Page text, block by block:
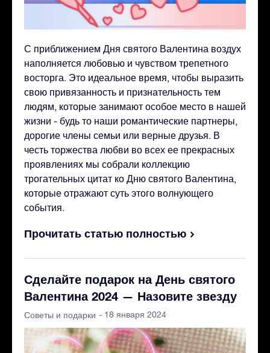
С приближением Дня святого Валентина воздух
наполняется любовью и чувством трепетного
восторга. Это идеальное время, чтобы выразить
свою привязанность и признательность тем
людям, которые занимают особое место в нашей
жизни - будь то наши романтические партнеры,
дорогие члены семьи или верные друзья. В
честь торжества любви во всех ее прекрасных
проявлениях мы собрали коллекцию
трогательных цитат ко Дню святого Валентина,
которые отражают суть этого волнующего
события.
Прочитать статью полностью
Сделайте подарок на День святого
Валентина 2024 — Назовите звезду
Советы и подарки - 18 января 2024